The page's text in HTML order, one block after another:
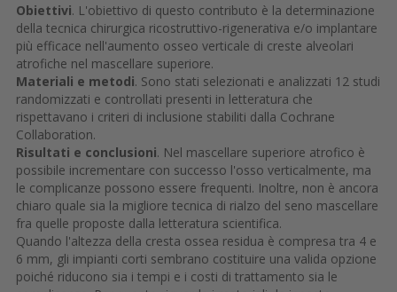
Obiettivi. L'obiettivo di questo contributo è la determinazione
della tecnica chirurgica ricostruttivo-rigenerativa e/o implantare
più efficace nell'aumento osseo verticale di creste alveolari
atrofiche nel mascellare superiore.
Materiali e metodi. Sono stati selezionati e analizzati 12 studi
randomizzati e controllati presenti in letteratura che
rispettavano i criteri di inclusione stabiliti dalla Cochrane
Collaboration.
Risultati e conclusioni. Nel mascellare superiore atrofico è
possibile incrementare con successo l'osso verticalmente, ma
le complicanze possono essere frequenti. Inoltre, non è ancora
chiaro quale sia la migliore tecnica di rialzo del seno mascellare
fra quelle proposte dalla letteratura scientifica.
Quando l'altezza della cresta ossea residua è compresa tra 4 e
6 mm, gli impianti corti sembrano costituire una valida opzione
poiché riducono sia i tempi e i costi di trattamento sia le